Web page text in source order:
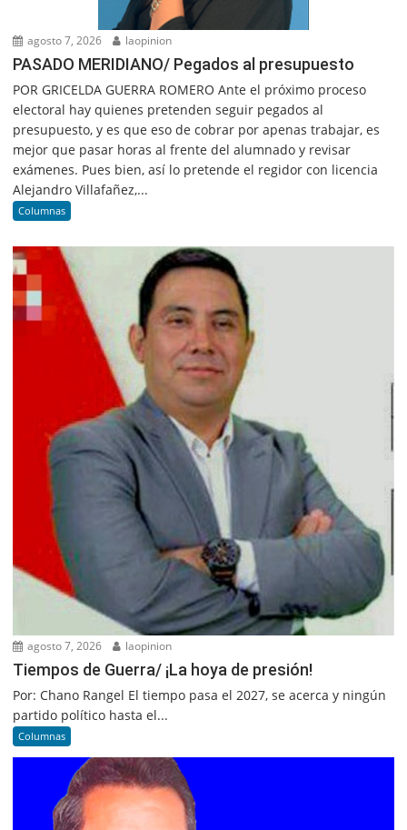
agosto 7, 2026 laopinion
PASADO MERIDIANO/ Pegados al presupuesto
POR GRICELDA GUERRA ROMERO Ante el próximo proceso
electoral hay quienes pretenden seguir pegados al
presupuesto, y es que eso de cobrar por apenas trabajar, es
mejor que pasar horas al frente del alumnado y revisar
exámenes. Pues bien, así lo pretende el regidor con licencia
Alejandro Villafañez,...
Columnas
agosto 7, 2026 laopinion
Tiempos de Guerra/ ¡La hoya de presión!
Por: Chano Rangel El tiempo pasa el 2027, se acerca y ningún
partido político hasta el...
Columnas